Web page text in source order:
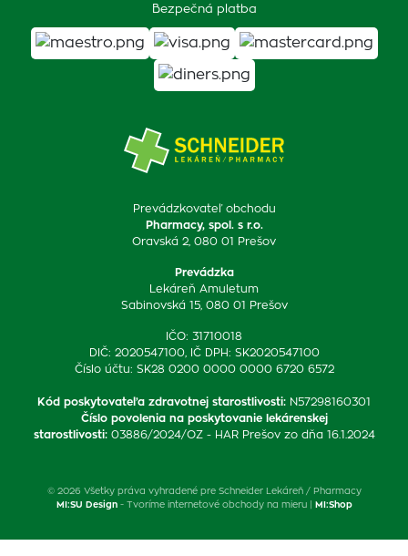
Prevádzkovateľ obchodu
Pharmacy, spol. s r.o.
Oravská 2, 080 01 Prešov
Prevádzka
Lekáreň Amuletum
Sabinovská 15, 080 01 Prešov
IČO: 31710018
DIČ: 2020547100, IČ DPH: SK2020547100
Číslo účtu: SK28 0200 0000 0000 6720 6572
Kód poskytovateľa zdravotnej starostlivosti: N57298160301
Číslo povolenia na poskytovanie lekárenskej
starostlivosti: 03886/2024/OZ - HAR Prešov zo dňa 16.1.2024
Bezpečná platba
© 2026 Všetky práva vyhradené pre Schneider Lekáreň / Pharmacy
MI:SU Design- Tvoríme internetové obchody na mieru | MI:Shop